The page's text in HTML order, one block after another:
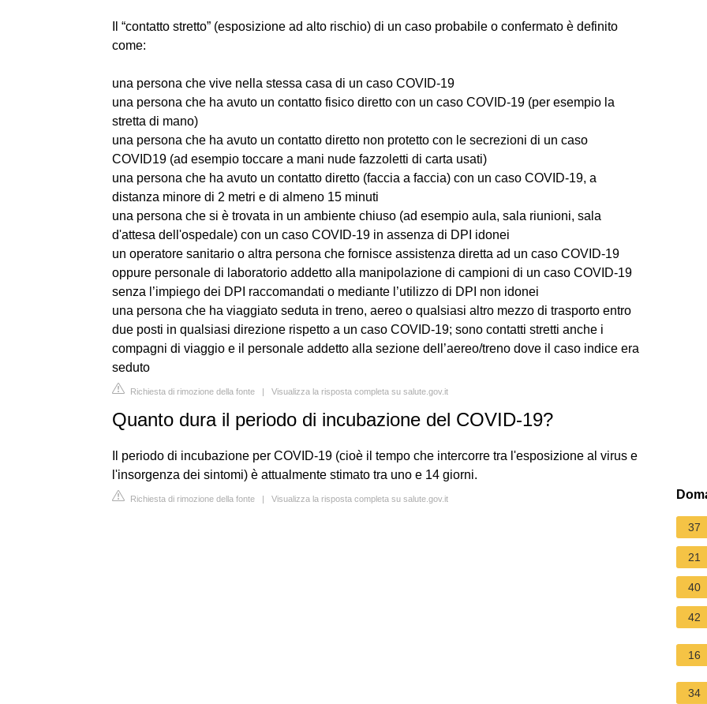
Il “contatto stretto” (esposizione ad alto rischio) di un caso probabile o confermato è definito
come:
una persona che vive nella stessa casa di un caso COVID-19
una persona che ha avuto un contatto fisico diretto con un caso COVID-19 (per esempio la
stretta di mano)
una persona che ha avuto un contatto diretto non protetto con le secrezioni di un caso
COVID19 (ad esempio toccare a mani nude fazzoletti di carta usati)
una persona che ha avuto un contatto diretto (faccia a faccia) con un caso COVID-19, a
distanza minore di 2 metri e di almeno 15 minuti
una persona che si è trovata in un ambiente chiuso (ad esempio aula, sala riunioni, sala
d'attesa dell'ospedale) con un caso COVID-19 in assenza di DPI idonei
un operatore sanitario o altra persona che fornisce assistenza diretta ad un caso COVID-19
oppure personale di laboratorio addetto alla manipolazione di campioni di un caso COVID-19
senza l’impiego dei DPI raccomandati o mediante l’utilizzo di DPI non idonei
una persona che ha viaggiato seduta in treno, aereo o qualsiasi altro mezzo di trasporto entro
due posti in qualsiasi direzione rispetto a un caso COVID-19; sono contatti stretti anche i
compagni di viaggio e il personale addetto alla sezione dell’aereo/treno dove il caso indice era
seduto
Richiesta di rimozione della fonte | Visualizza la risposta completa su salute.gov.it
Quanto dura il periodo di incubazione del COVID-19?
Il periodo di incubazione per COVID-19 (cioè il tempo che intercorre tra l'esposizione al virus e
l'insorgenza dei sintomi) è attualmente stimato tra uno e 14 giorni.
Richiesta di rimozione della fonte | Visualizza la risposta completa su salute.gov.it
37
21
40
42
16
34